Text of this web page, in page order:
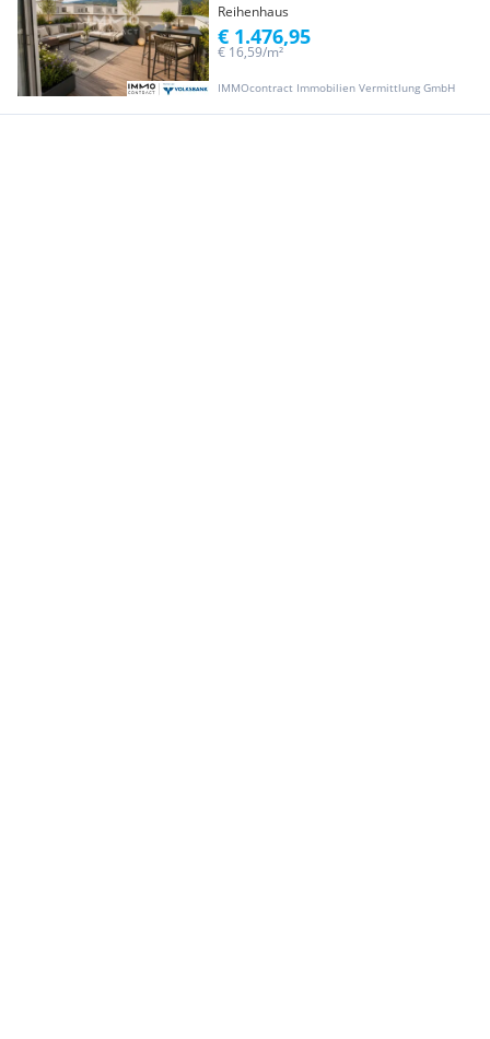
Reihenhaus
IMMOcontract Immobilien Vermittlung GmbH
€ 16,59/m²
€ 1.476,95